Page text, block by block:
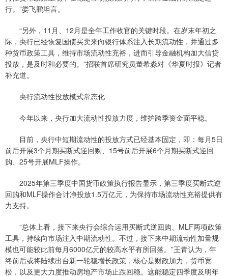
行。”娄飞鹏坦言。
“另外，11月、12月是全年工作收官的关键时段。在岁末年初之
际，央行已经恢复国债买卖来向银行体系注入长期流动性，并通过多
种货币政策工具，维持市场流动性充裕，进而引导金融机构加大信贷
投放，是及时和必要的。”招联首席研究员董希淼对《华夏时报》记者
补充道。
央行流动性投放模式常态化
今年以来，央行加大流动性投放力度，维护跨季资金面平稳。
目前，央行中短期流动性的投放方式已经基本固定，即：每月5日
前后开展3个月期买断式逆回购、15号前后开展6个月期买断式逆回
购、25号开展MLF操作。
2025年第三季度中国货币政策执行报告显示，第三季度买断式逆
回购和MLF操作合计净投放1.5万亿元，为保持市场流动性充裕提供有
力支持。
“总体上看，接下来央行会综合运用买断式逆回购、MLF两项政策
工具，持续向市场注入中期流动性。不过，接下来中期流动性加量规
模也可能较此前每月6000亿元的较高水平有所回落。”王青认为，年
终前后或将陆续出台新一轮稳增长政策，核心是财政加力，货币宽
松，以及更大力度推动房地产市场止跌回稳。这能稳定四季度及明年